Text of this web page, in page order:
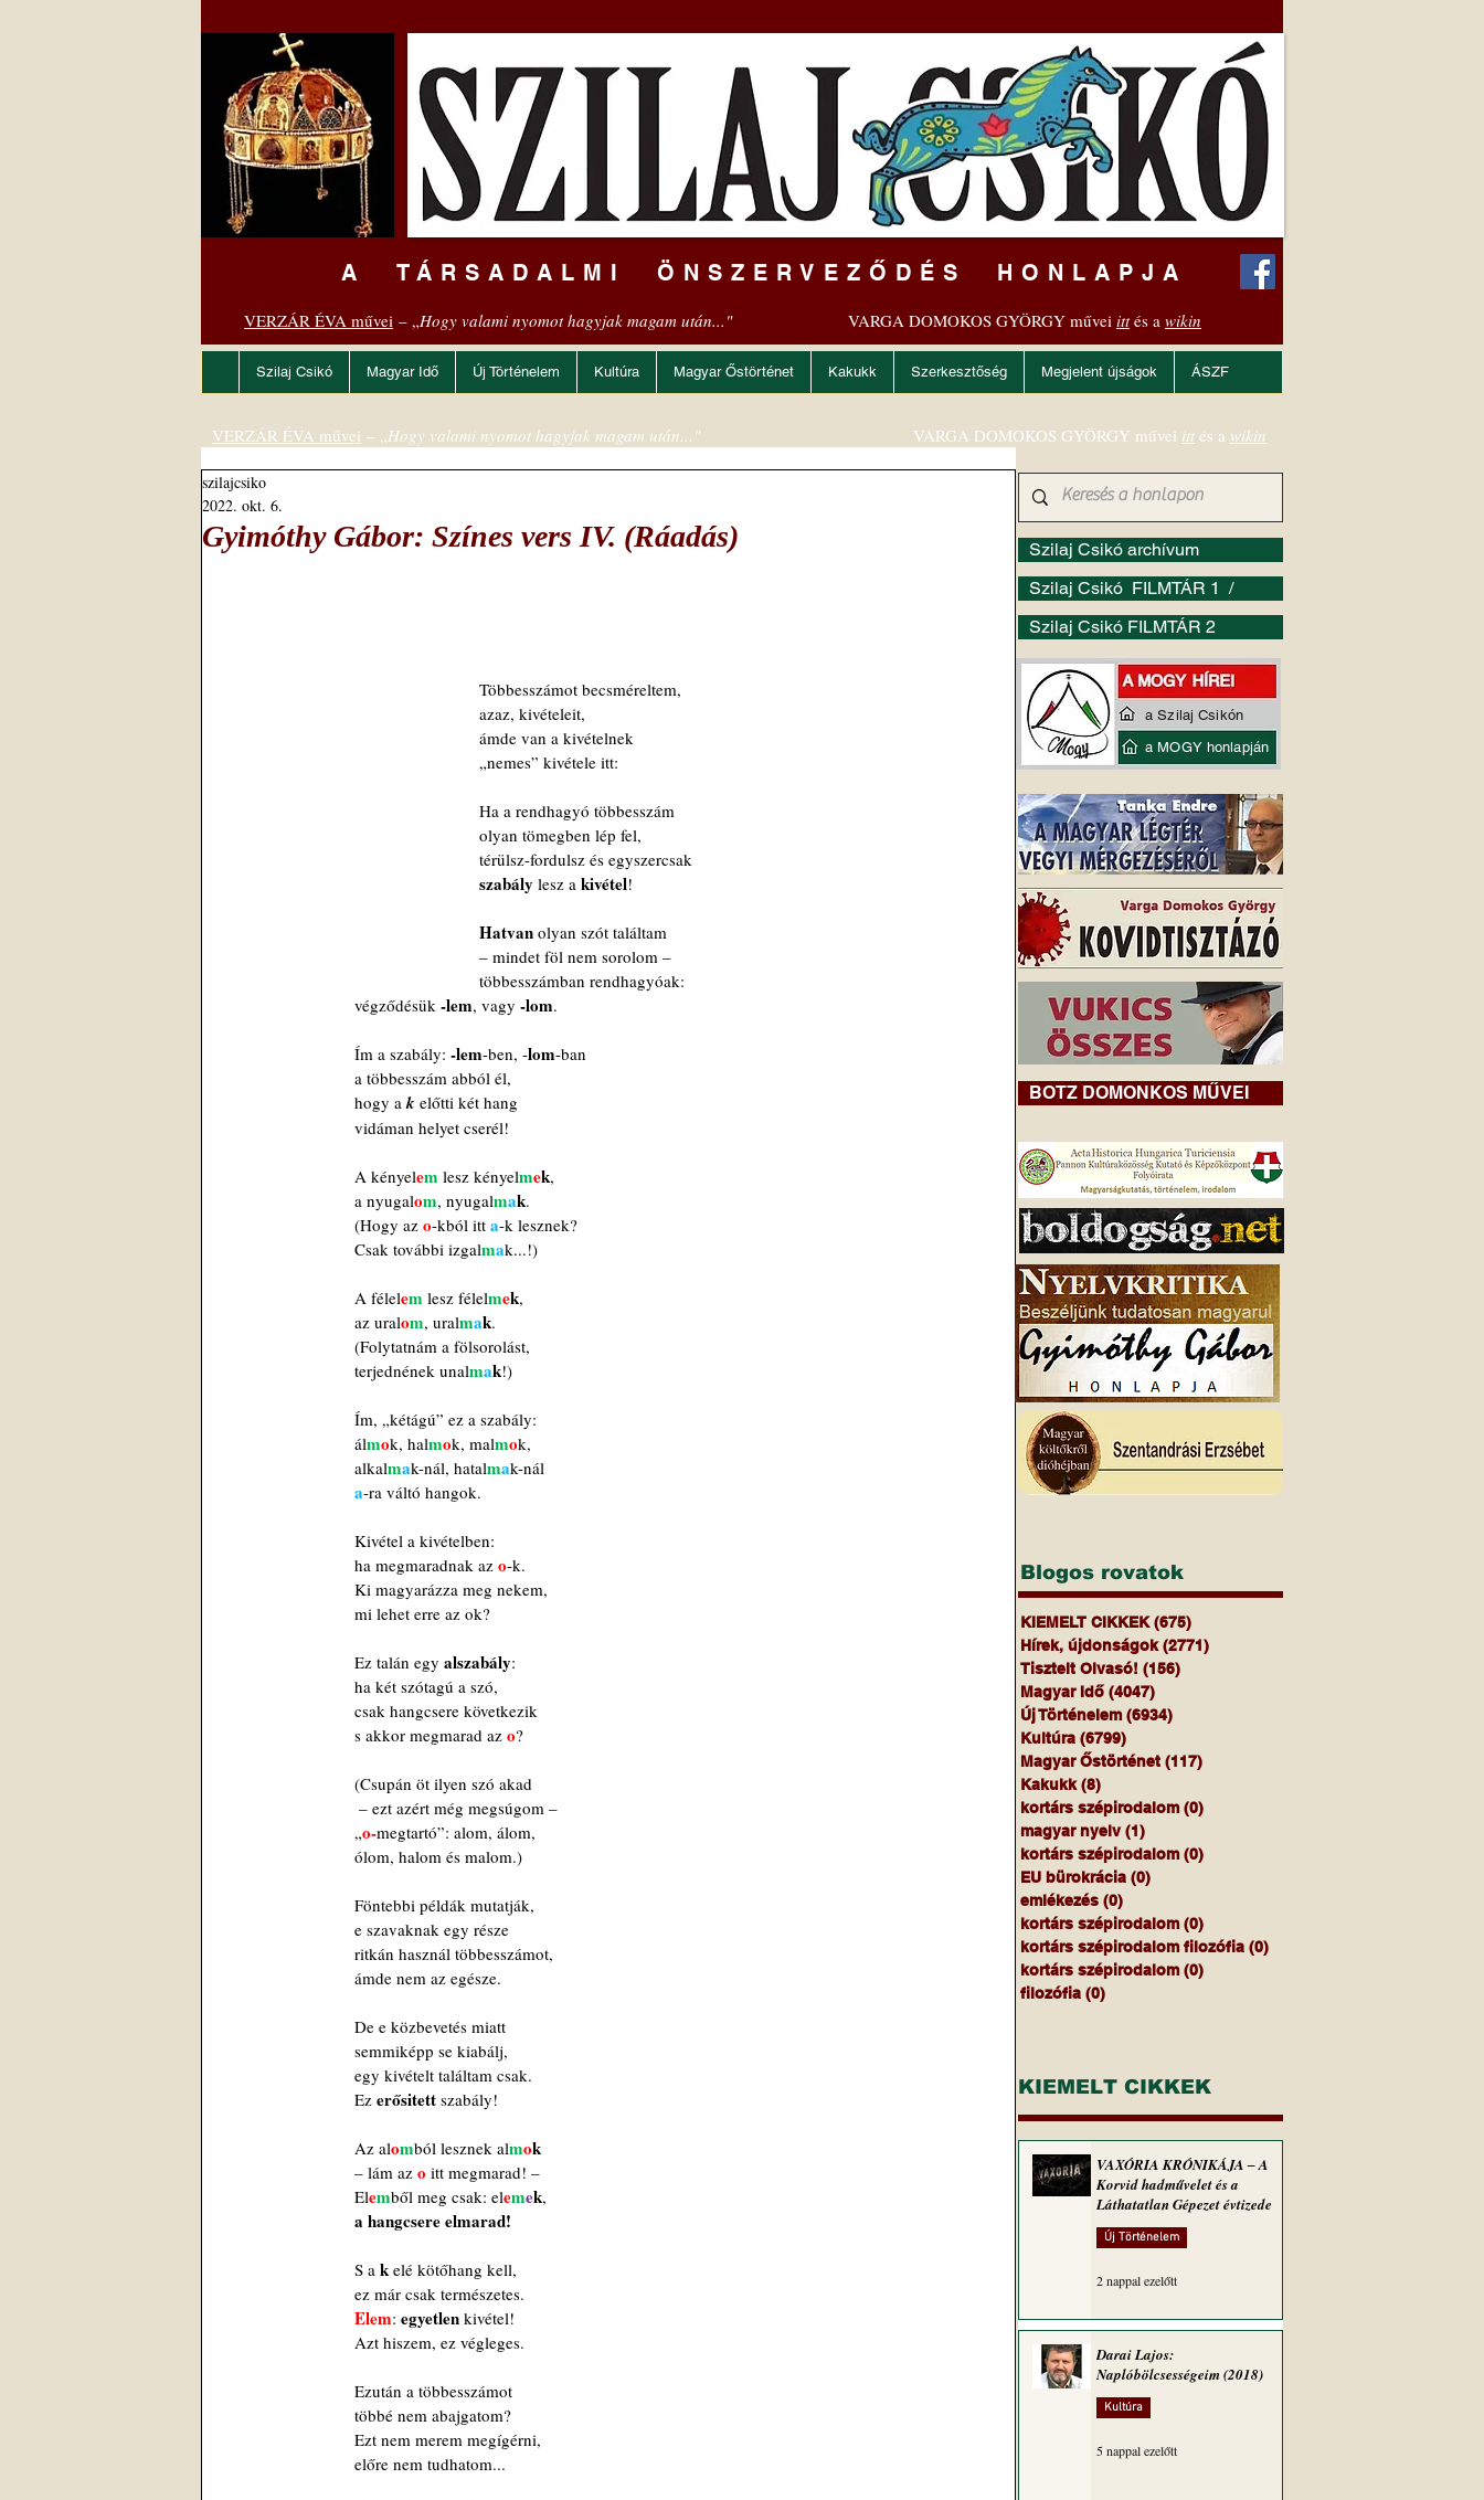
A TÁRSADALMI ÖNSZERVEZŐDÉS HONLAPJA
VERZÁR ÉVA művei – „Hogy valami nyomot hagyjak magam után..." VARGA DOMOKOS GYÖRGY művei ittés a wikin
Szilaj Csikó Magyar Idő Új Történelem Kultúra Magyar Őstörténet Kakukk Szerkesztőség Megjelent újságok ÁSZF
Gyimóthy Gábor: Színes vers IV. (Ráadás)
szilajcsiko
2022. okt. 6.
Többesszámot becsméreltem,
azaz, kivételeit,
ámde van a kivételnek
„nemes” kivétele itt:
Ha a rendhagyó többesszám
olyan tömegben lép fel,
térülsz-fordulsz és egyszercsak
szabály lesz a kivétel!
Hatvan olyan szót találtam
– mindet föl nem sorolom –
többesszámban rendhagyóak:
végződésük -lem, vagy -lom.
Ím a szabály: -lem-ben, -lom-ban
a többesszám abból él,
hogy a k előtti két hang
vidáman helyet cserél!
A kényelem lesz kényelmek,
a nyugalom, nyugalmak.
(Hogy az o-kból itt a-k lesznek?
Csak további izgalmak...!)
A félelem lesz félelmek,
az uralom, uralmak.
(Folytatnám a fölsorolást,
terjednének unalmak!)
Ím, „kétágú” ez a szabály:
álmok, halmok, malmok,
alkalmak-nál, hatalmak-nál
a-ra váltó hangok.
Kivétel a kivételben:
ha megmaradnak az o-k.
Ki magyarázza meg nekem,
mi lehet erre az ok?
Ez talán egy alszabály:
ha két szótagú a szó,
csak hangcsere következik
s akkor megmarad az o?
(Csupán öt ilyen szó akad
– ezt azért még megsúgom –
„o-megtartó”: alom, álom,
ólom, halom és malom.)
Föntebbi példák mutatják,
e szavaknak egy része
ritkán használ többesszámot,
ámde nem az egésze.
De e közbevetés miatt
semmiképp se kiabálj,
egy kivételt találtam csak.
Ez erősitett szabály!
Az alomból lesznek almok
– lám az o itt megmarad! –
Elemből meg csak: elemek,
a hangcsere elmarad!
S a k elé kötőhang kell,
ez már csak természetes.
Elem: egyetlen kivétel!
Azt hiszem, ez végleges.
Ezután a többesszámot
többé nem abajgatom?
Ezt nem merem megígérni,
előre nem tudhatom...
Szilaj Csikó archívum
Szilaj Csikó FILMTÁR 1 /
Szilaj Csikó FILMTÁR 2
VERZÁR ÉVA művei – „Hogy valami nyomot hagyjak magam után..." VARGA DOMOKOS GYÖRGY művei itt és a wikin
BOTZ DOMONKOS MŰVEI
Blogos rovatok
KIEMELT CIKKEK (675)
Hírek, újdonságok (2771)
Tisztelt Olvasó! (156)
Magyar Idő (4047)
Új Történelem (6934)
Kultúra (6799)
Magyar Őstörténet (117)
Kakukk (8)
kortárs szépirodalom (0)
magyar nyelv (1)
kortárs szépirodalom (0)
EU bürokrácia (0)
emlékezés (0)
kortárs szépirodalom (0)
kortárs szépirodalom filozófia (0)
kortárs szépirodalom (0)
filozófia (0)
KIEMELT CIKKEK
VAXÓRIA KRÓNIKÁJA ‒ A
Korvid hadművelet és a
Láthatatlan Gépezet évtizede
Új Történelem
2 nappal ezelőtt
Darai Lajos:
Naplóbölcsességeim (2018)
Kultúra
5 nappal ezelőtt
a Szilaj Csikón
a MOGY honlapján